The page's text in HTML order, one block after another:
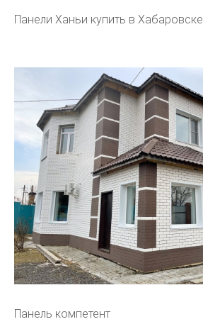
Панели Ханьи купить в Хабаровске
Панель компетент